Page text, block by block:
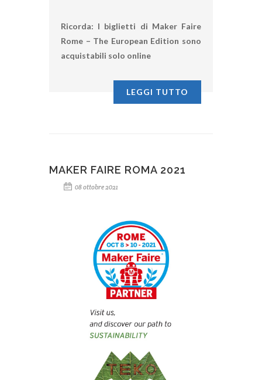
Ricorda: I biglietti di Maker Faire
Rome – The European Edition sono
acquistabili solo online
LEGGI TUTTO
MAKER FAIRE ROMA 2021
08 ottobre 2021